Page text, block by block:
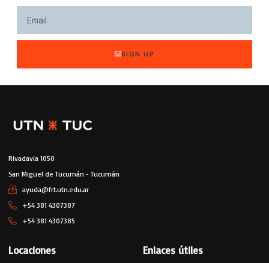
SIGN UP
Rivadavia 1050
San Miguel de Tucumán - Tucumán
ayuda@frt.utn.edu.ar
+54 381 4307387
+54 381 4307385
Locaciones Enlaces útiles